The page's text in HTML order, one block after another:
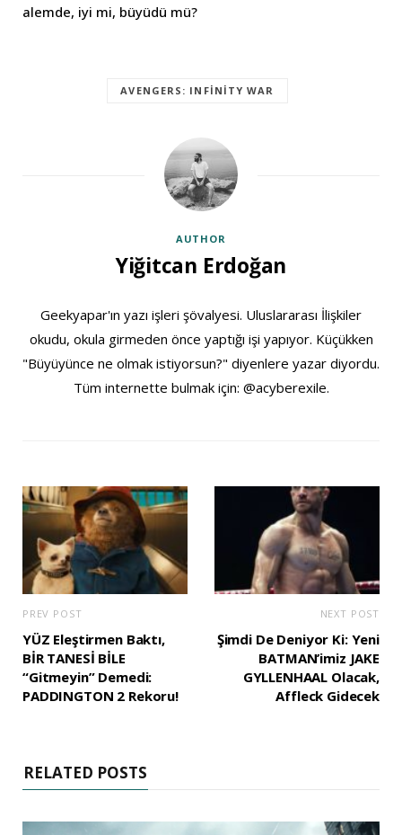
alemde, iyi mi, büyüdü mü?
AVENGERS: INFINITY WAR
AUTHOR
Yiğitcan Erdoğan
Geekyapar'ın yazı işleri şövalyesi. Uluslararası İlişkiler
okudu, okula girmeden önce yaptığı işi yapıyor. Küçükken
"Büyüyünce ne olmak istiyorsun?" diyenlere yazar diyordu.
Tüm internette bulmak için: @acyberexile.
PREV POST
YÜZ Eleştirmen Baktı,
BİR TANESİ BİLE
“Gitmeyin” Demedi:
PADDINGTON 2 Rekoru!
NEXT POST
Şimdi De Deniyor Ki: Yeni
BATMAN’imiz JAKE
GYLLENHAAL Olacak,
Affleck Gidecek
RELATED POSTS